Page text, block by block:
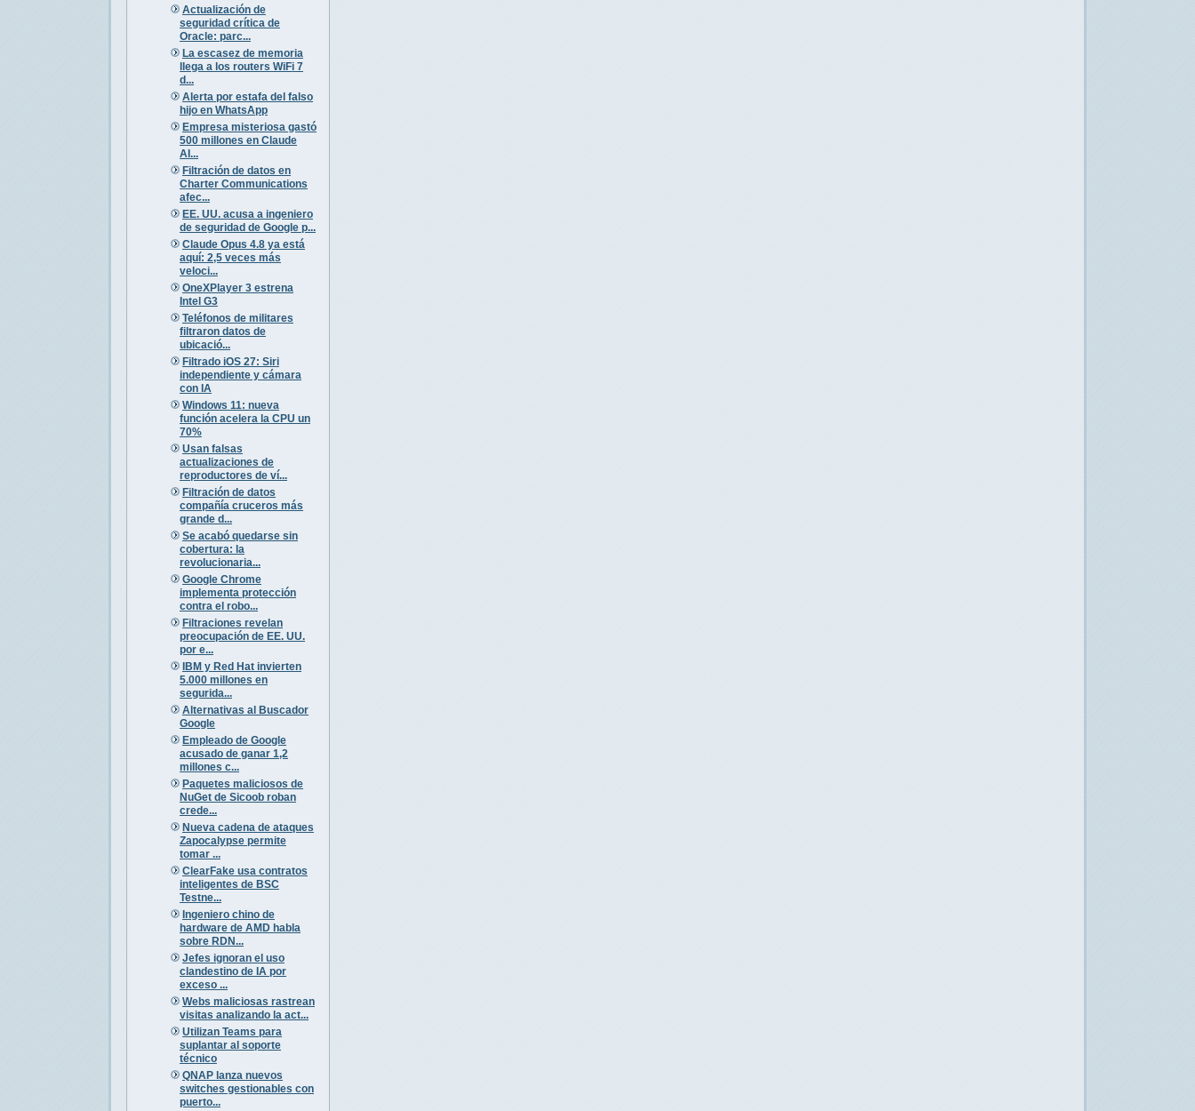
Actualización de
seguridad crítica de
Oracle: parc...
La escasez de memoria
llega a los routers WiFi 7
d...
Alerta por estafa del falso
hijo en WhatsApp
Empresa misteriosa gastó
500 millones en Claude
AI...
Filtración de datos en
Charter Communications
afec...
EE. UU. acusa a ingeniero
de seguridad de Google p...
Claude Opus 4.8 ya está
aquí: 2,5 veces más
veloci...
OneXPlayer 3 estrena
Intel G3
Teléfonos de militares
filtraron datos de
ubicació...
Filtrado iOS 27: Siri
independiente y cámara
con IA
Windows 11: nueva
función acelera la CPU un
70%
Usan falsas
actualizaciones de
reproductores de ví...
Filtración de datos
compañía cruceros más
grande d...
Se acabó quedarse sin
cobertura: la
revolucionaria...
Google Chrome
implementa protección
contra el robo...
Filtraciones revelan
preocupación de EE. UU.
por e...
IBM y Red Hat invierten
5.000 millones en
segurida...
Alternativas al Buscador
Google
Empleado de Google
acusado de ganar 1,2
millones c...
Paquetes maliciosos de
NuGet de Sicoob roban
crede...
Nueva cadena de ataques
Zapocalypse permite
tomar ...
ClearFake usa contratos
inteligentes de BSC
Testne...
Ingeniero chino de
hardware de AMD habla
sobre RDN...
Jefes ignoran el uso
clandestino de IA por
exceso ...
Webs maliciosas rastrean
visitas analizando la act...
Utilizan Teams para
suplantar al soporte
técnico
QNAP lanza nuevos
switches gestionables con
puerto...